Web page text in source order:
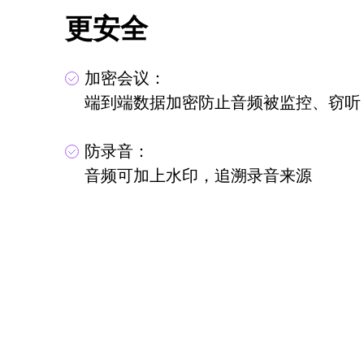
更安全
加密会议：
端到端数据加密防止音频被监控、窃听
防录音：
音频可加上水印，追溯录音来源